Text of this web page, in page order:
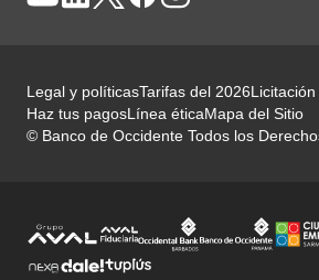
Legal y políticasTarifas del 2026
Haz tus pagosLínea éticaMapa del Sitio
© Banco de Occidente Todos los